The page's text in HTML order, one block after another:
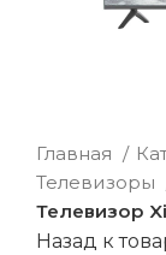
Главная
Телевизоры
Телевизор
Назад к